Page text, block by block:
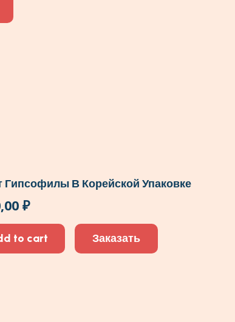
Гипсофилы В Корейской Упаковке
₽
to cart Заказать